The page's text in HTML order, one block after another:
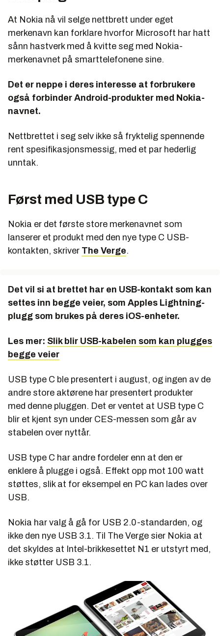
At Nokia nå vil selge nettbrett under eget
merkenavn kan forklare hvorfor Microsoft har hatt
sånn hastverk med å kvitte seg med Nokia-
merkenavnet på smarttelefonene sine.
Det er neppe i deres interesse at forbrukere
også forbinder Android-produkter med Nokia-
navnet.
Nettbrettet i seg selv ikke så fryktelig spennende
rent spesifikasjonsmessig, med et par hederlig
unntak.
Først med USB type C
Nokia er det første store merkenavnet som
lanserer et produkt med den nye type C USB-
kontakten, skriver The Verge.
Det vil si at brettet har en USB-kontakt som kan
settes inn begge veier, som Apples Lightning-
plugg som brukes på deres iOS-enheter.
Les mer: Slik blir USB-kabelen som kan plugges
begge veier
USB type C ble presentert i august, og ingen av de
andre store aktørene har presentert produkter
med denne pluggen. Det er ventet at USB type C
blir et kjent syn under CES-messen som går av
stabelen over nyttår.
USB type C har andre fordeler enn at den er
enklere å plugge i også. Effekt opp mot 100 watt
støttes, slik at for eksempel en PC kan lades over
USB.
Nokia har valg å gå for USB 2.0-standarden, og
ikke den nye USB 3.1. Til The Verge sier Nokia at
det skyldes at Intel-brikkesettet N1 er utstyrt med,
ikke støtter USB 3.1.